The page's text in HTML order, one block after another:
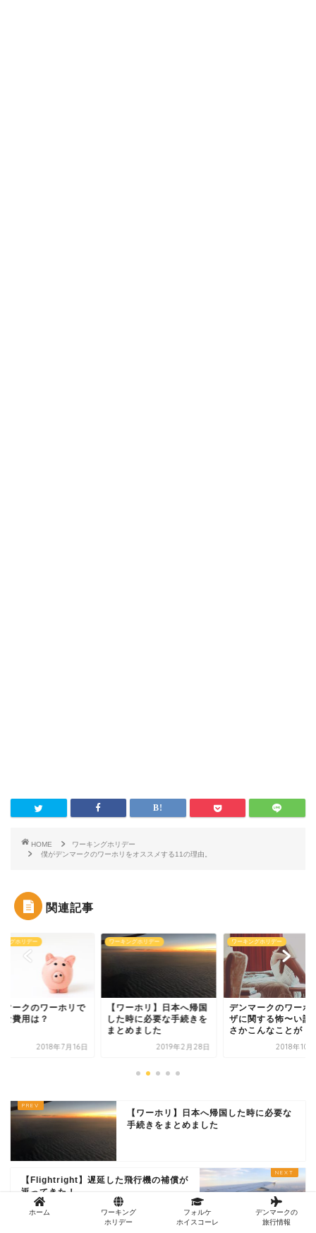
HOME
ワーキングホリデー
僕がデンマークのワーホリをオススメする11の理由。
関連記事
ングホリデー
ーホリ】日本へ帰国
時に必要な手続きを
2019年2月28日
ワーキングホリデー
デンマークのワーホリビ
ザに関する怖〜い話。ま
さかこんなことが・・・
2018年10月25日
ワーキングホリデー
ワーホリで日本に来
国人の国籍と数
2018年8
【ワーホリ】日本へ帰国した時に必要な
手続きをまとめました
【Flightright】遅延した飛行機の補償が
返ってきた！
ホーム
ワーキング
ホリデー
フォルケ
ホイスコーレ
デンマークの
旅行情報